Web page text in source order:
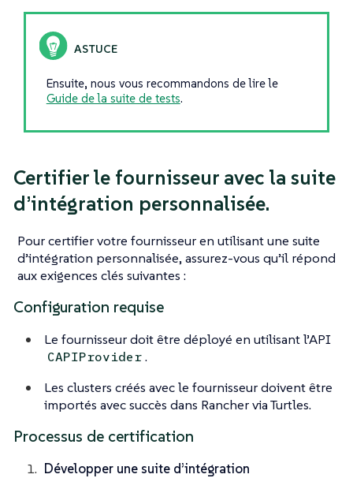
Ensuite, nous vous recommandons de lire le
Guide de la suite de tests.
Certifier le fournisseur avec la suite
d’intégration personnalisée.
Pour certifier votre fournisseur en utilisant une suite
d’intégration personnalisée, assurez-vous qu’il répond
aux exigences clés suivantes :
Configuration requise
Le fournisseur doit être déployé en utilisant l’API
CAPIProvider.
Les clusters créés avec le fournisseur doivent être
importés avec succès dans Rancher via Turtles.
Processus de certification
Développer une suite d’intégration